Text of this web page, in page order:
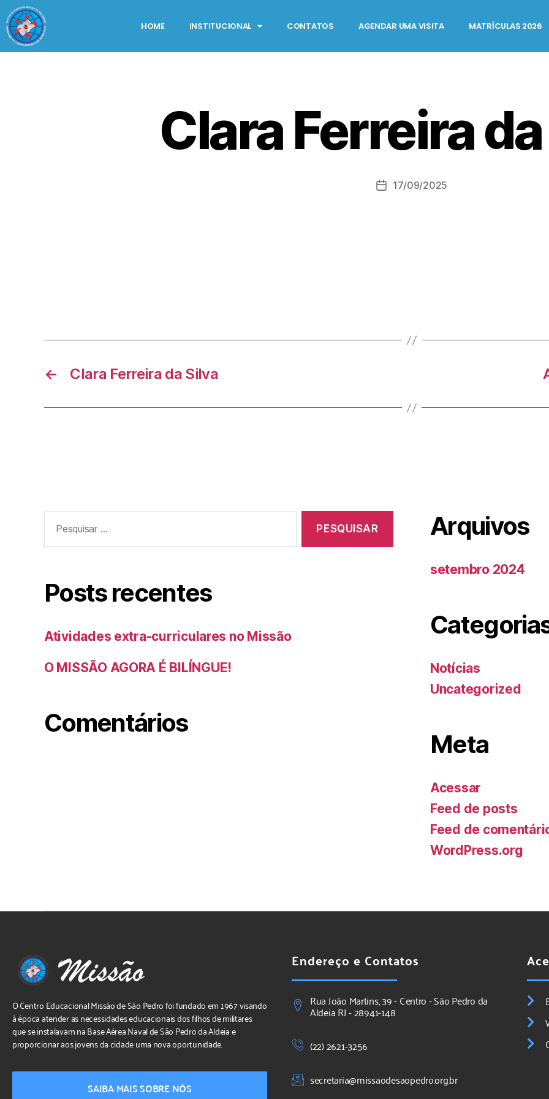
HOME INSTITUCIONAL CONTATOS AGENDAR UMA VISITA MATRÍCULAS 2026
Clara Ferreira
17/09/2025
← Clara Ferreira da Silva
Posts recentes
Atividades extra-curriculares no Missão
O MISSÃO AGORA É BILÍNGUE!
Comentários
Arquivos
setembro 2024
Notícias
Uncategorized
Meta
Acessar
Feed de posts
Feed de
WordPress.org
O Centro Educacional Missão de São Pedro foi fundado em 1967 visando
à época atender as necessidades educacionais dos filhos de militares
que se instalavam na Base Aérea Naval de São Pedro da Aldeia e
proporcionar aos jovens da cidade uma nova oportunidade.
SAIBA MAIS SOBRE NÓS
Endereço e Contatos
Rua João Martins, 39 - Centro - São Pedro da
Aldeia RJ - 28941-148
(22) 2621-3256
secretaria@missaodesaopedro.org.br